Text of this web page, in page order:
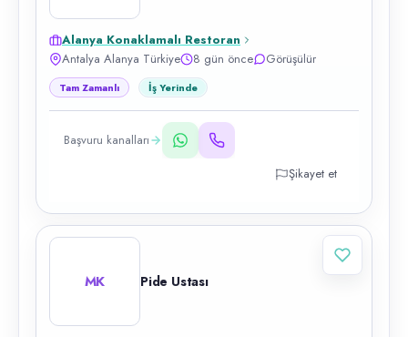
Alanya Konaklamalı Restoran
Antalya Alanya Türkiye
8 gün önce Görüşülür
Tam Zamanlı İş Yerinde
Başvuru kanalları
Şikayet et
MK Pide Ustası